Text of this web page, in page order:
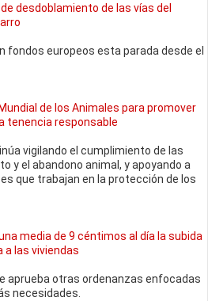
desdoblamiento de las vías del
fondos europeos esta parada desde el
Mundial de los Animales para promover
tenencia responsable
vigilando el cumplimiento de las
y el abandono animal, y apoyando a
que trabajan en la protección de los
media de 9 céntimos al día la subida
a las viviendas
aprueba otras ordenanzas enfocadas
necesidades.